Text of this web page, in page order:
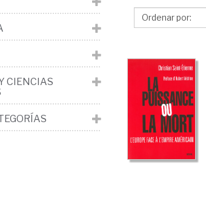
Christian
CIENCIAS